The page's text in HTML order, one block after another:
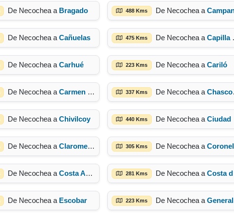
De Necochea a Bragado 488 Kms De Necochea a
De Necochea a Cañuelas 475 Kms De Necochea a Capilla del Señor
De Necochea a Carhué 223 Kms De Necochea a Cariló
De Necochea a Carmen de Patagones 337 Kms De Necochea a Chascomús
De Necochea a Chivilcoy 440 Kms De Necochea a Ciudad de Buenos Aires
De Necochea a Claromecó 305 Kms De Necochea a Coronel Suarez
De Necochea a Costa Azul 281 Kms De Necochea a Costa del Este
De Necochea a Escobar 223 Kms De Necochea a General